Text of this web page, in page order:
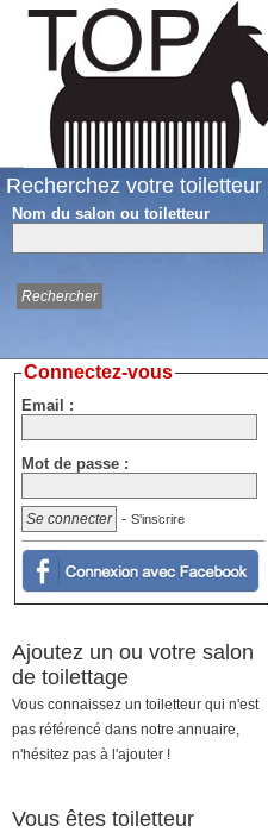
Recherchez votre toiletteur
Nom du salon ou toiletteur
Connectez-vous
Email :
Mot de passe :
- S'inscrire
Ajoutez un ou votre salon
de toilettage
Vous connaissez un toiletteur qui n'est
pas référencé dans notre annuaire,
n'hésitez pas à l'ajouter !
Vous êtes toiletteur